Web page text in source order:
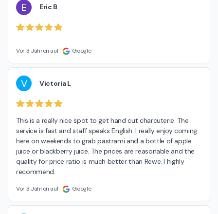
E Eric B
Vor 3 Jahren auf Google
V Victoria L
This is a really nice spot to get hand cut charcuterie. The
service is fast and staff speaks English. I really enjoy coming
here on weekends to grab pastrami and a bottle of apple
juice or blackberry juice. The prices are reasonable and the
quality for price ratio is much better than Rewe. I highly
recommend.
Vor 3 Jahren auf Google